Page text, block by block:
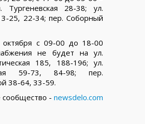
28-38; ул.
25, 22-34; пер. Соборный
с 09-00 до 18-00
не будет на ул.
185, 188-196; ул.
59-73, 84-98; пер.
38-64, 33-59.
- newsdelo.com